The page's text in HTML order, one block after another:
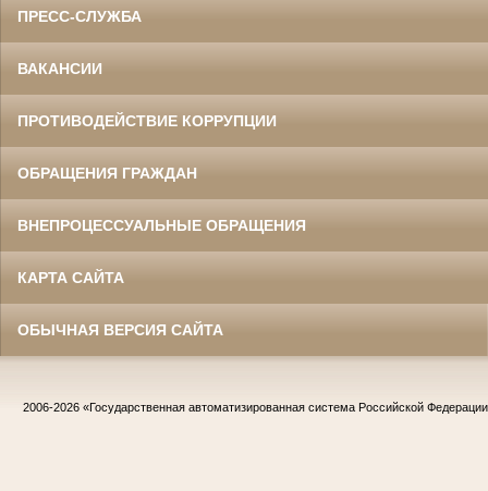
ПРЕСС-СЛУЖБА
ВАКАНСИИ
ПРОТИВОДЕЙСТВИЕ КОРРУПЦИИ
ОБРАЩЕНИЯ ГРАЖДАН
ВНЕПРОЦЕССУАЛЬНЫЕ ОБРАЩЕНИЯ
КАРТА САЙТА
ОБЫЧНАЯ ВЕРСИЯ САЙТА
2006-2026 «Государственная автоматизированная система Российской